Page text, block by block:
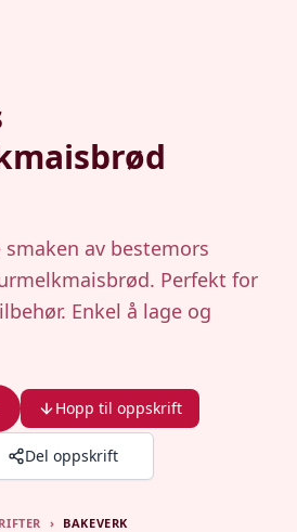
av bestemors
Perfekt for
Enkel å lage og
Hopp til oppskrift
Del oppskrift
› BAKEVERK